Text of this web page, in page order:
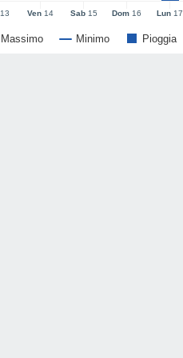
Massimo Minimo Pioggia
13 Ven14 Sab15 Dom 16 Lun 17